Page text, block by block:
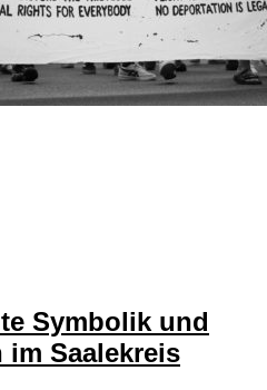
Symbolik und
im Saalekreis